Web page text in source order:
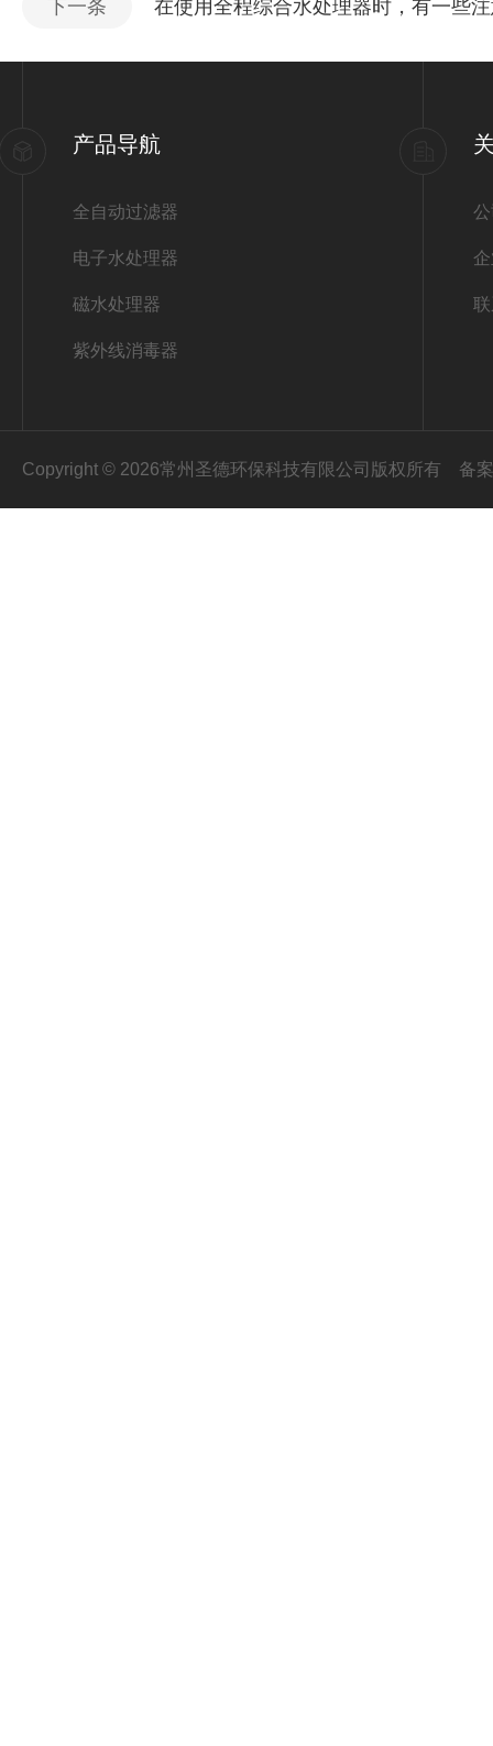
下一条 在使用全程综合水处理器时，有一些
产品导航
全自动过滤器
电子水处理器
磁水处理器
紫外线消毒器
Copyright © 2026常州圣德环保科技有限公司版权所有 备